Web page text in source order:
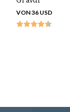
VON 36 USD